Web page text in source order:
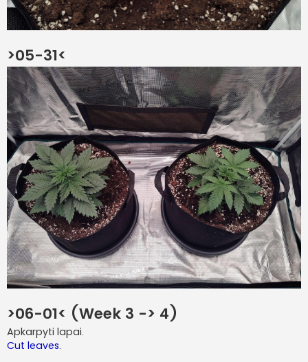
>05-31<
>06-01< (Week 3 -> 4)
Apkarpyti lapai.
Cut leaves.